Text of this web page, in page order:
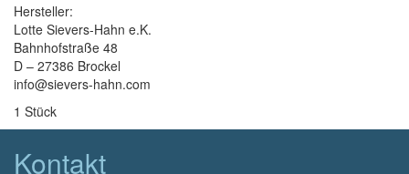
Hersteller:
Lotte Sievers-Hahn e.K.
Bahnhofstraße 48
D – 27386 Brockel
info@sievers-hahn.com
1 Stück
Kontakt